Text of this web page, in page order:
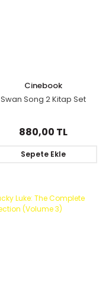
Cinebook
Swan Song 2 Kitap Set
880,00 TL
Sepete Ekle